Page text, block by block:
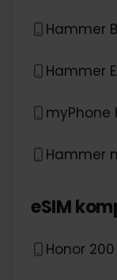
Hammer
Hammer
myPhone
Hammer
eSIM
Honor 200